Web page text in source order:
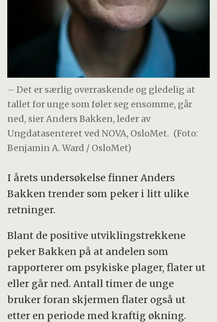
– Det er særlig overraskende og gledelig at
tallet for unge som føler seg ensomme, går
ned, sier Anders Bakken, leder av
Ungdatasenteret ved NOVA, OsloMet. (Foto:
Benjamin A. Ward / OsloMet)
I årets undersøkelse finner Anders
Bakken trender som peker i litt ulike
retninger.
Blant de positive utviklingstrekkene
peker Bakken på at andelen som
rapporterer om psykiske plager, flater ut
eller går ned. Antall timer de unge
bruker foran skjermen flater også ut
etter en periode med kraftig økning.